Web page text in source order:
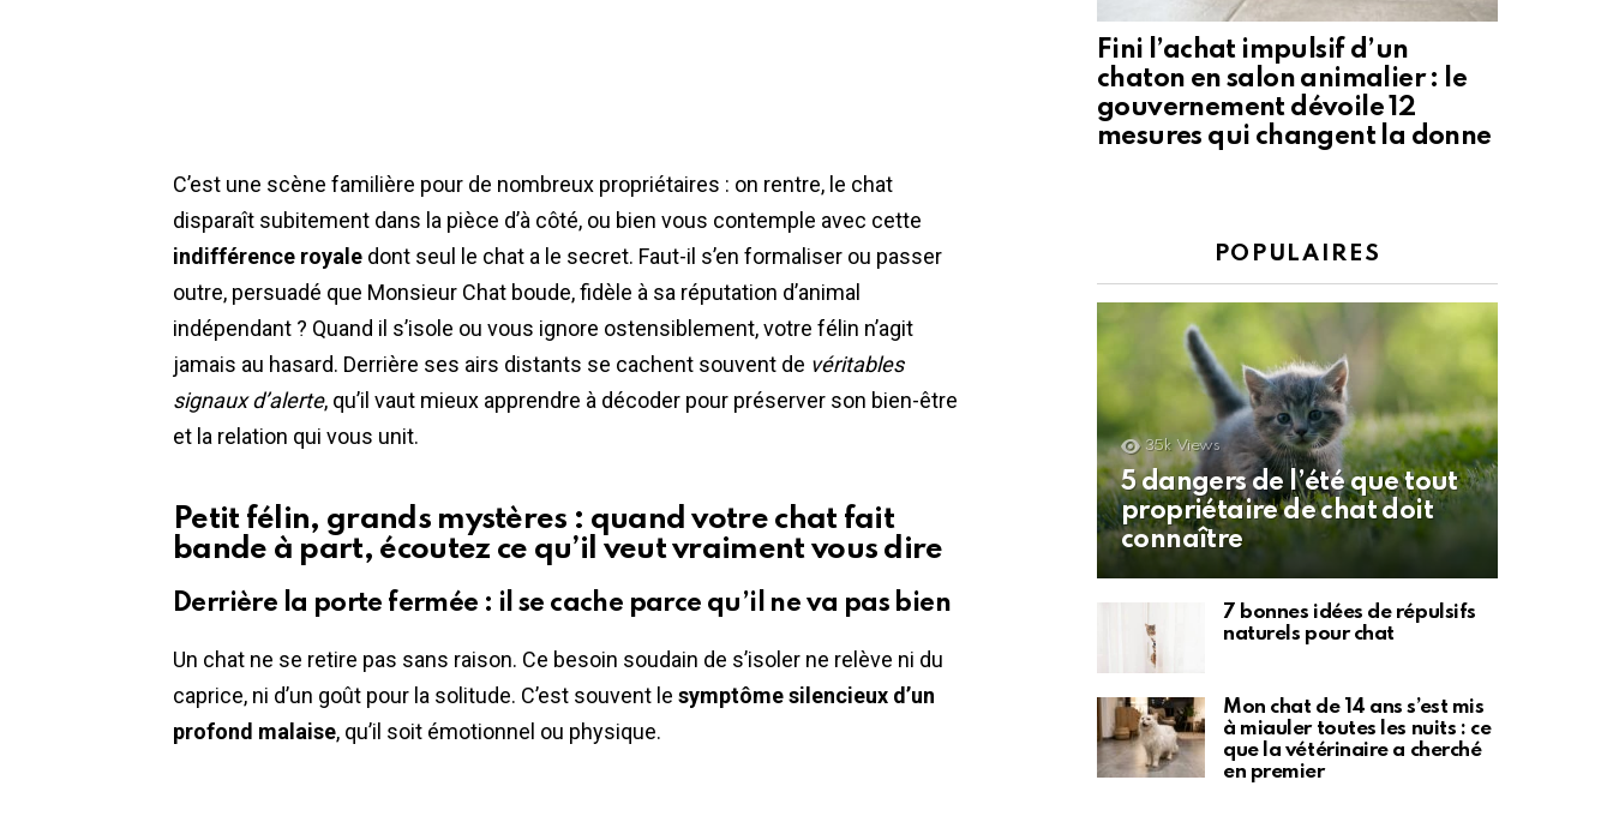
C’est une scène familière pour de nombreux propriétaires : on rentre, le chat
disparaît subitement dans la pièce d’à côté, ou bien vous contemple avec cette
indifférence royale dont seul le chat a le secret. Faut-il s’en formaliser ou passer
outre, persuadé que Monsieur Chat boude, fidèle à sa réputation d’animal
indépendant ? Quand il s’isole ou vous ignore ostensiblement, votre félin n’agit
jamais au hasard. Derrière ses airs distants se cachent souvent de véritables
signaux d’alerte, qu’il vaut mieux apprendre à décoder pour préserver son bien-être
et la relation qui vous unit.
Petit félin, grands mystères : quand votre chat fait
bande à part, écoutez ce qu’il veut vraiment vous dire
Derrière la porte fermée : il se cache parce qu’il ne va pas bien
Un chat ne se retire pas sans raison. Ce besoin soudain de s’isoler ne relève ni du
caprice, ni d’un goût pour la solitude. C’est souvent le symptôme silencieux d’un
profond malaise, qu’il soit émotionnel ou physique.
Fini l’achat impulsif d’un
chaton en salon animalier : le
gouvernement dévoile 12
mesures qui changent la donne
POPULAIRES
35k Views
5 dangers de l’été que tout
propriétaire de chat doit
connaître
7 bonnes idées de répulsifs
naturels pour chat
Mon chat de 14 ans s’est mis
à miauler toutes les nuits : ce
que la vétérinaire a cherché
en premier